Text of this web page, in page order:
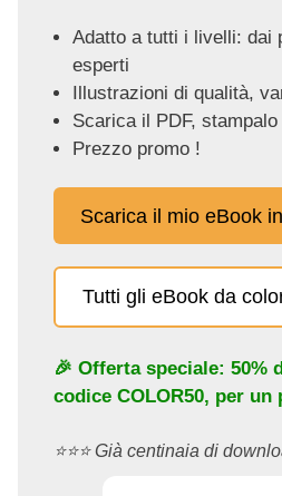
Adatto a tutti i livelli: dai
esperti
Illustrazioni di qualità,
Scarica il PDF,
Prezzo promo !
Scarica il mio eBook
Tutti gli eBook da
🎉 Offerta speciale: 50%
codice COLOR50, per un
⭐️⭐️⭐️ Già centinaia di